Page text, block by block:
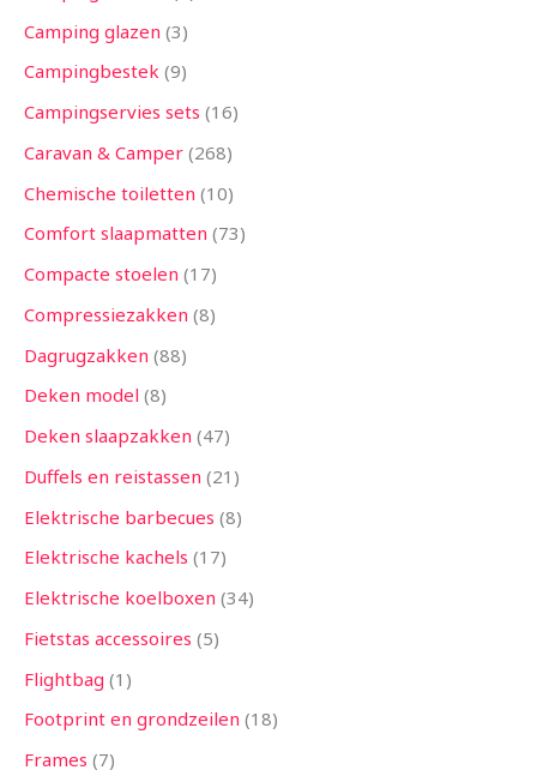
Camping glazen 3
Campingbestek 9
Campingservies sets 16
Caravan & Camper 268
Chemische toiletten 10
Comfort slaapmatten 73
Compacte stoelen 17
Compressiezakken 8
Dagrugzakken 88
Deken model 8
Deken slaapzakken 47
Duffels en reistassen 21
Elektrische barbecues 8
Elektrische kachels 17
Elektrische koelboxen 34
Fietstas accessoires 5
Flightbag 1
Footprint en grondzeilen 18
Frames 7